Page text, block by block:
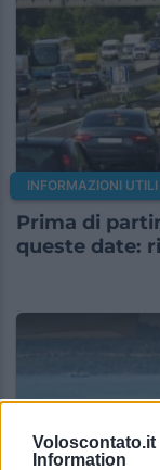
Voloscontato.it
Information
INFORMAZIONI UTILI
Prima di
queste date: